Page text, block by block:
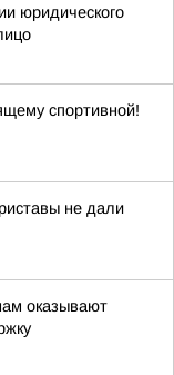
юридического
спортивной!
не дали
оказывают